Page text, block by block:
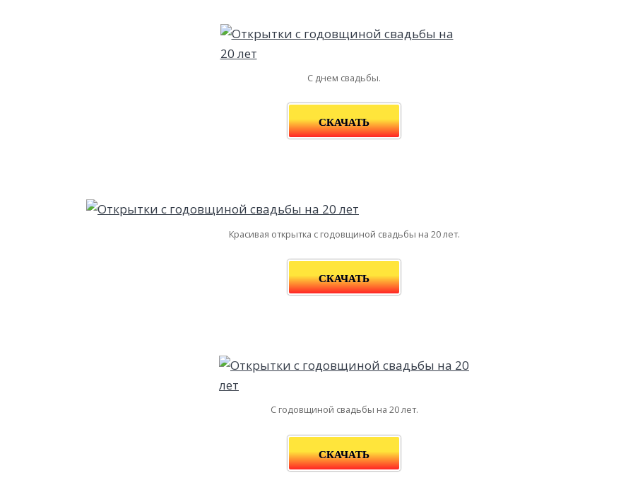
С днем свадьбы.
СКАЧАТЬ
Красивая открытка с годовщиной свадьбы на 20 лет.
СКАЧАТЬ
С годовщиной свадьбы на 20 лет.
СКАЧАТЬ